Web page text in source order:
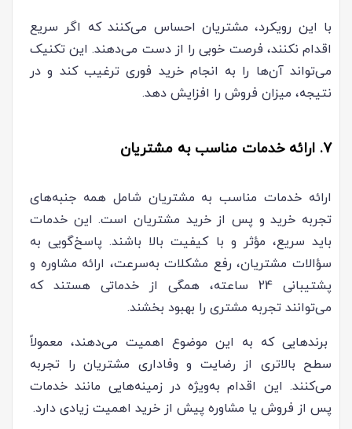
با این رویکرد، مشتریان احساس می‌کنند که اگر سریع
اقدام نکنند، فرصت خوبی را از دست می‌دهند. این تکنیک
می‌تواند آن‌ها را به انجام خرید فوری ترغیب کند و در
نتیجه، میزان فروش را افزایش دهد.
7. ارائه خدمات مناسب به مشتریان
ارائه خدمات مناسب به مشتریان شامل همه جنبه‌های
تجربه خرید و پس از خرید مشتریان است. این خدمات
باید سریع، مؤثر و با کیفیت بالا باشند. پاسخ‌گویی به
سؤالات مشتریان، رفع مشکلات به‌سرعت، ارائه مشاوره و
پشتیبانی 24 ساعته، همگی از خدماتی هستند که
می‌توانند تجربه مشتری را بهبود بخشند.
برندهایی که به این موضوع اهمیت می‌دهند، معمولاً
سطح بالاتری از رضایت و وفاداری مشتریان را تجربه
می‌کنند. این اقدام به‌ویژه در زمینه‌هایی مانند خدمات
پس از فروش یا مشاوره پیش از خرید اهمیت زیادی دارد.